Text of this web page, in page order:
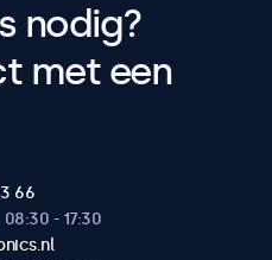
nodig?
met een
66
- 17:30